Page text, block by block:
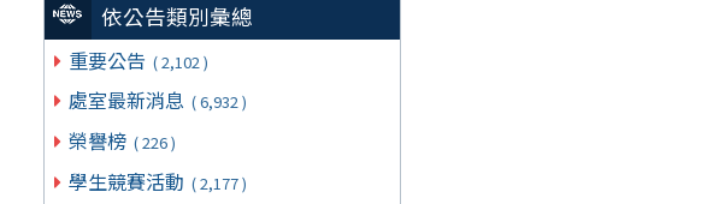
依公告類別彙總
重要公告 ( 2,102 )
處室最新消息 ( 6,932 )
榮譽榜 ( 226 )
學生競賽活動 ( 2,177 )